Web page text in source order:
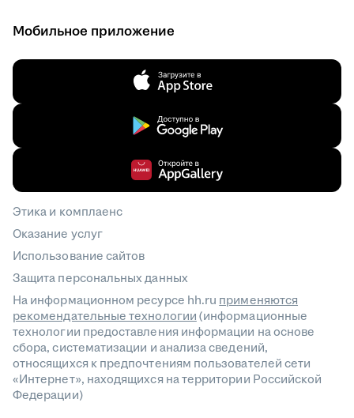
Мобильное приложение
Этика и комплаенс
Оказание услуг
Использование сайтов
Защита персональных данных
На информационном ресурсе hh.ru применяются
рекомендательные технологии(информационные
технологии предоставления информации на основе
сбора, систематизации и анализа сведений,
относящихся к предпочтениям пользователей сети
«Интернет», находящихся на территории Российской
Федерации)